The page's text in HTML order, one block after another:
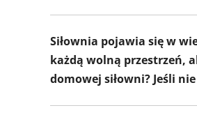
Siłownia pojawia się w
każdą wolną przestrzeń,
domowej siłowni? Jeśli